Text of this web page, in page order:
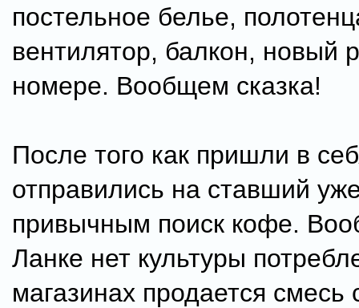
постельное белье,
вентилятор, балкон, новый
номере. Вообщем сказка!
После того как пришли в
отправились на ставший
привычным поиск кофе.
Ланке нет культуры
магазинах продается смесь